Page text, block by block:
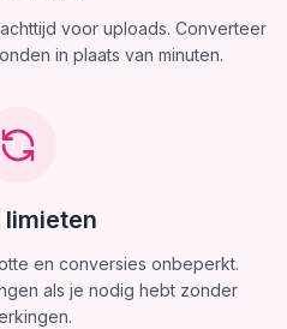
voor uploads. Converteer
in plaats van minuten.
limieten
en conversies onbeperkt.
als je nodig hebt zonder